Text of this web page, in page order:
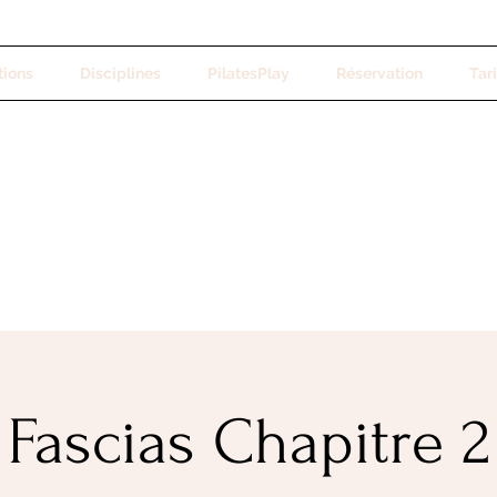
Disciplines PilatesPlay Réservation
Fascias Chapitre 2